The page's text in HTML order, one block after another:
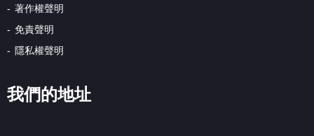
著作權聲明
免責聲明
隱私權聲明
我們的地址